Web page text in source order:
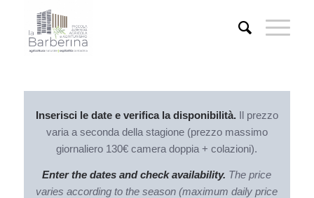
Inserisci le date e verifica la disponibilità.Il prezzo
varia a seconda della stagione (prezzo massimo
giornaliero 130€ camera doppia + colazioni).
Enter the dates and check availability. The price
varies according to the season (maximum daily price